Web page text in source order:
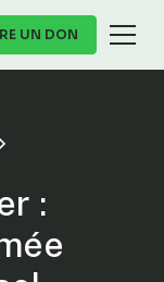
UN DON
: